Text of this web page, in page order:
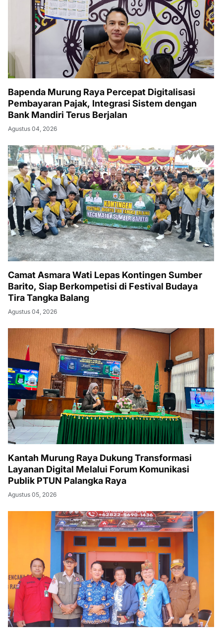
Bapenda Murung Raya Percepat Digitalisasi
Pembayaran Pajak, Integrasi Sistem dengan
Bank Mandiri Terus Berjalan
Agustus 04, 2026
Camat Asmara Wati Lepas Kontingen Sumber
Barito, Siap Berkompetisi di Festival Budaya
Tira Tangka Balang
Agustus 04, 2026
Kantah Murung Raya Dukung Transformasi
Layanan Digital Melalui Forum Komunikasi
Publik PTUN Palangka Raya
Agustus 05, 2026